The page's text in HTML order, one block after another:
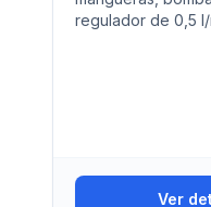
regulador de 0,5 l/
Ver